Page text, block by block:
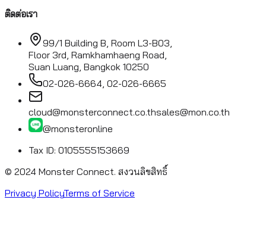
ติดต่อเรา
99/1 Building B, Room L3-B03,
Floor 3rd, Ramkhamhaeng Road,
Suan Luang, Bangkok 10250
02-026-6664, 02-026-6665
cloud@monsterconnect.co.thsales@mon.co.th
@monsteronline
Tax ID: 0105555153669
© 2024 Monster Connect. สงวนลิขสิทธิ์
Privacy PolicyTerms of Service